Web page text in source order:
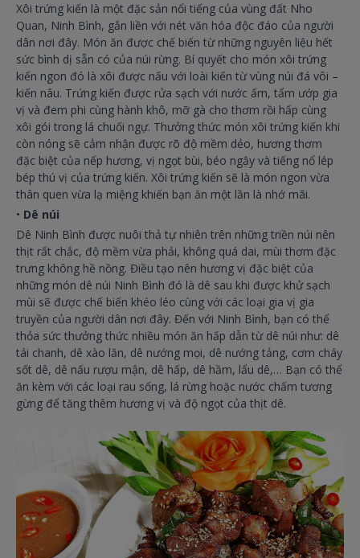
Xôi trứng kiến là một đặc sản nổi tiếng của vùng đất Nho
Quan, Ninh Bình, gắn liền với nét văn hóa độc đáo của người
dân nơi đây. Món ăn được chế biến từ những nguyên liệu hết
sức bình dị sẵn có của núi rừng. Bí quyết cho món xôi trứng
kiến ngon đó là xôi được nấu với loài kiến từ vùng núi đá vôi –
kiến nâu. Trứng kiến được rửa sạch với nước ấm, tẩm ướp gia
vị và đem phi cùng hành khô, mỡ gà cho thơm rồi hấp cùng
xôi gói trong lá chuối ngự. Thưởng thức món xôi trứng kiến khi
còn nóng sẽ cảm nhận được rõ độ mềm dẻo, hương thơm
đặc biệt của nếp hương, vị ngọt bùi, béo ngậy và tiếng nổ lép
bép thú vị của trứng kiến. Xôi trứng kiến sẽ là món ngon vừa
thân quen vừa lạ miệng khiến bạn ăn một lần là nhớ mãi.
• Dê núi
Dê Ninh Bình được nuôi thả tự nhiên trên những triền núi nên
thịt rất chắc, độ mềm vừa phải, không quá dai, mùi thơm đặc
trưng không hề nồng. Điều tạo nên hương vị đặc biệt của
những món dê núi Ninh Bình đó là dê sau khi được khử sạch
mùi sẽ được chế biến khéo léo cùng với các loại gia vị gia
truyền của người dân nơi đây. Đến với Ninh Bình, bạn có thể
thỏa sức thưởng thức nhiều món ăn hấp dẫn từ dê núi như: dê
tái chanh, dê xào lăn, dê nướng mọi, dê nướng tảng, cơm cháy
sốt dê, dê nấu rượu mận, dê hấp, dê hầm, lẩu dê,… Bạn có thể
ăn kèm với các loại rau sống, lá rừng hoặc nước chấm tương
gừng để tăng thêm hương vị và độ ngọt của thịt dê.